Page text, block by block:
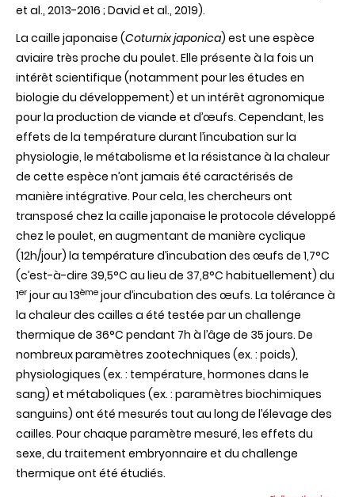
et al., 2013-2016 ; David et al., 2019).
La caille japonaise (Coturnix japonica) est une espèce
aviaire très proche du poulet. Elle présente à la fois un
intérêt scientifique (notamment pour les études en
biologie du développement) et un intérêt agronomique
pour la production de viande et d’œufs. Cependant, les
effets de la température durant l’incubation sur la
physiologie, le métabolisme et la résistance à la chaleur
de cette espèce n’ont jamais été caractérisés de
manière intégrative. Pour cela, les chercheurs ont
transposé chez la caille japonaise le protocole développé
chez le poulet, en augmentant de manière cyclique
(12h/jour) la température d’incubation des œufs de 1,7°C
(c’est-à-dire 39,5°C au lieu de 37,8°C habituellement) du
1erjour au 13ème jour d’incubation des œufs. La tolérance à
la chaleur des cailles a été testée par un challenge
thermique de 36°C pendant 7h à l’âge de 35 jours. De
nombreux paramètres zootechniques (ex. : poids),
physiologiques (ex. : température, hormones dans le
sang) et métaboliques (ex. : paramètres biochimiques
sanguins) ont été mesurés tout au long de l’élevage des
cailles. Pour chaque paramètre mesuré, les effets du
sexe, du traitement embryonnaire et du challenge
thermique ont été étudiés.